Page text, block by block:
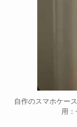
自作のスマホケー
用